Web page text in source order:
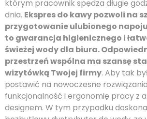
którym pracownik spędza długie
dnia. Ekspres do kawy pozwoli na
przygotowanie ulubionego
to gwarancja higienicznego i
świeżej wody dla biura.
przestrzeń wspólna ma szansę
wizytówką Twojej firmy. Aby tak
postawić na nowoczesne
funkcjonalność i ergonomię pracy z
designem. W tym przypadku